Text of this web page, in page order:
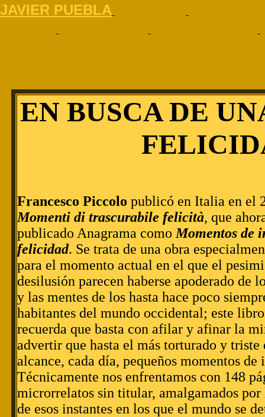
JAVIER PUEBLA
EN BUSCA DE
Francesco Piccolo publicó en Italia en el
Momenti di trascurabile felicità, que
publicado Anagrama como Momentos de
felicidad. Se trata de una obra
para el momento actual en el que el
desilusión parecen haberse apoderado de
y las mentes de los hasta hace poco
habitantes del mundo occidental; este
recuerda que basta con afilar y afinar la
advertir que hasta el más torturado y triste
alcance, cada día, pequeños momentos
Técnicamente nos enfrentamos con 148
microrrelatos sin titular, amalgamados por
de esos instantes en los que el mundo se